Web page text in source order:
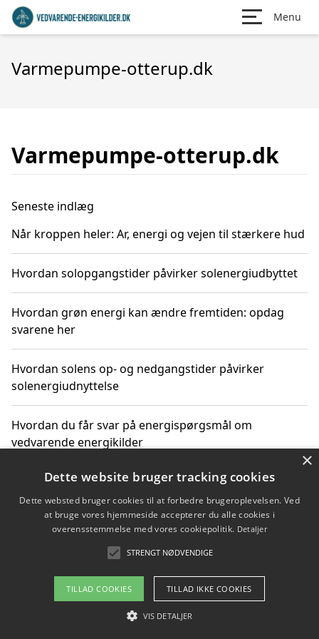
Menu
Varmepumpe-otterup.dk
Varmepumpe-otterup.dk
Seneste indlæg
Når kroppen heler: Ar, energi og vejen til stærkere hud
Hvordan solopgangstider påvirker solenergiudbyttet
Hvordan grøn energi kan ændre fremtiden: opdag
svarene her
Hvordan solens op- og nedgangstider påvirker
solenergiudnyttelse
Hvordan du får svar på energispørgsmål om
vedvarende energikilder
Copyright 2026 - Pilanto Aps
Om / kontakt
Blog Betingelser
×
Dette website bruger tracking cookies
Dette websted bruger cookies til at forbedre brugeroplevelsen. Ved
at bruge vores hjemmeside accepterer du alle cookies i
overensstemmelse med vores cookiepolitik. Detaljer
STRENGT NØDVENDIGE
TILLAD COOKIES TILLAD IKKE COOKIES
VIS DETALJER